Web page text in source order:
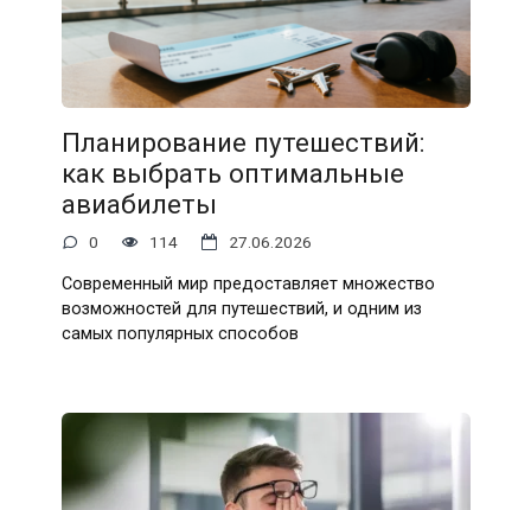
Планирование путешествий:
как выбрать оптимальные
авиабилеты
0 114 27.06.2026
Современный мир предоставляет множество
возможностей для путешествий, и одним из
самых популярных способов